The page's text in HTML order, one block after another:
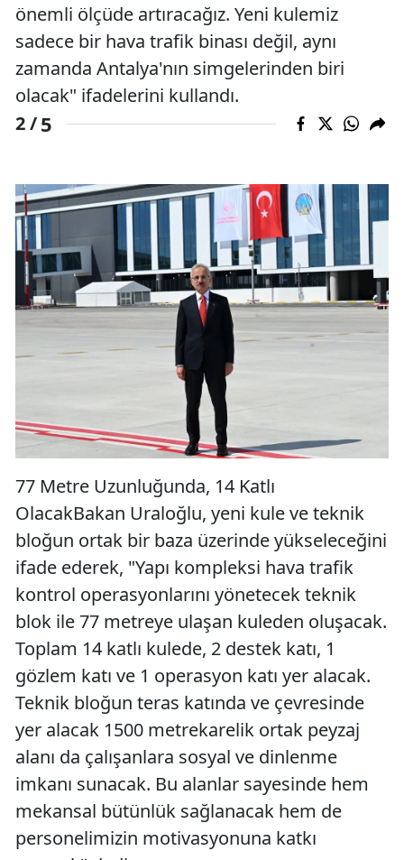
önemli ölçüde artıracağız. Yeni kulemiz
sadece bir hava trafik binası değil, aynı
zamanda Antalya'nın simgelerinden biri
olacak" ifadelerini kullandı.
2 /5
77 Metre Uzunluğunda, 14 Katlı
OlacakBakan Uraloğlu, yeni kule ve teknik
bloğun ortak bir baza üzerinde yükseleceğini
ifade ederek, "Yapı kompleksi hava trafik
kontrol operasyonlarını yönetecek teknik
blok ile 77 metreye ulaşan kuleden oluşacak.
Toplam 14 katlı kulede, 2 destek katı, 1
gözlem katı ve 1 operasyon katı yer alacak.
Teknik bloğun teras katında ve çevresinde
yer alacak 1500 metrekarelik ortak peyzaj
alanı da çalışanlara sosyal ve dinlenme
imkanı sunacak. Bu alanlar sayesinde hem
mekansal bütünlük sağlanacak hem de
personelimizin motivasyonuna katkı